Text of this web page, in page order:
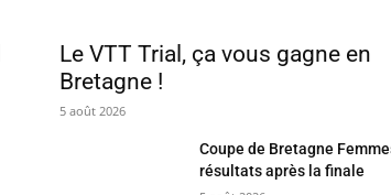
Le VTT Trial, ça vous gagne en
Bretagne !
5 août 2026
Coupe de Bretagne
résultats après la finale